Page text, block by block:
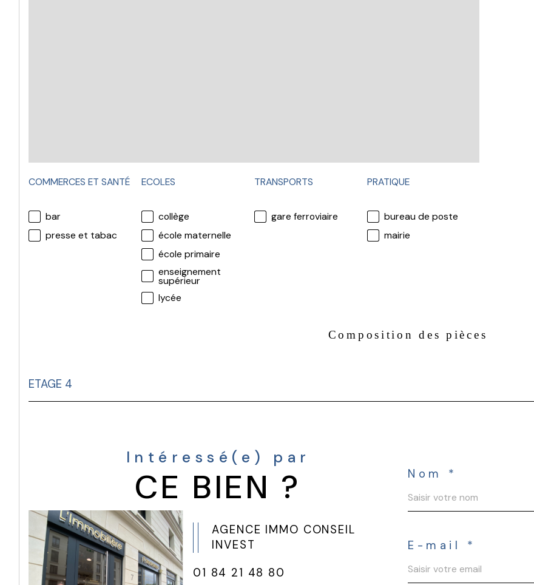
COMMERCES ET SANTÉ
bar
presse et tabac
ECOLES
collège
école maternelle
école primaire
enseignement
supérieur
lycée
TRANSPORTS
gare ferroviaire
PRATIQUE
bureau de poste
mairie
Composition des pièces
ETAGE 4
Intéressé(e) par
CE BIEN ?
AGENCE IMMO CONSEIL
INVEST
01 84 21 48 80
Nom *
E-mail *